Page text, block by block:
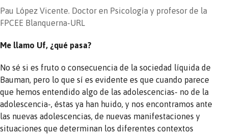
Pau López Vicente. Doctor en Psicología y profesor de la
FPCEE Blanquerna-URL
Me llamo Uf, ¿qué pasa?
No sé si es fruto o consecuencia de la sociedad líquida de
Bauman, pero lo que sí es evidente es que cuando parece
que hemos entendido algo de las adolescencias- no de la
adolescencia-, éstas ya han huido, y nos encontramos ante
las nuevas adolescencias, de nuevas manifestaciones y
situaciones que determinan los diferentes contextos